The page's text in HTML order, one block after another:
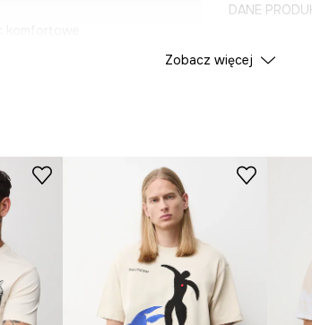
idealny na
i podkreśla
fakturę, co
DANE
Kolor
Producent
Zobacz więcej